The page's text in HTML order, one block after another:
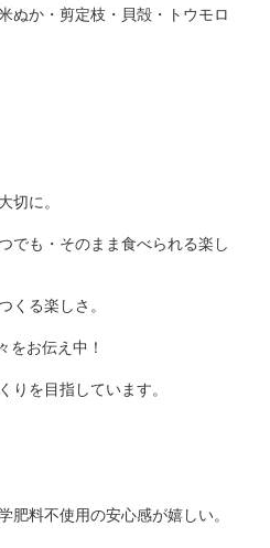
ぬか・剪定枝・貝殻・トウモロ
切に。
でも・そのまま食べられる楽し
くる楽しさ。
をお伝え中！
りを目指しています。
肥料不使用の安心感が嬉しい。